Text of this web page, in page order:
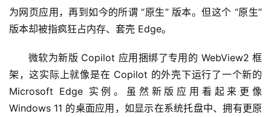
为网页应用，再到如今的所谓 “原生” 版本。但这个 “原生”
版本却被指疯狂占内存、套壳 Edge。
微软为新版 Copilot 应用捆绑了专用的 WebView2 框
架，这实际上就像是在 Copilot 的外壳下运行了一个新的
Microsoft Edge 实例。虽然新版应用看起来更像
Windows 11 的桌面应用，如显示在系统托盘中、拥有更原